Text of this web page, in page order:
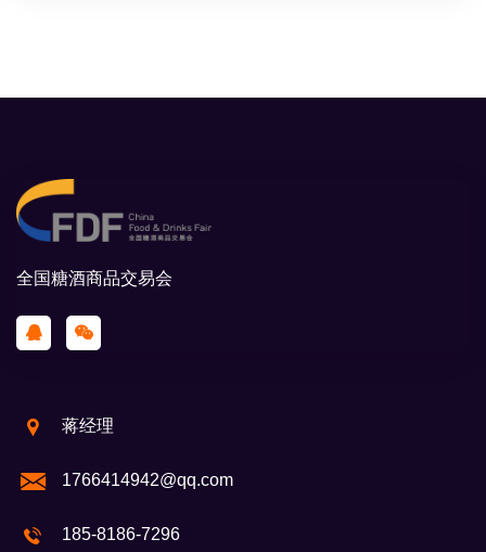
全国糖酒商品交易会
蒋经理
1766414942@qq.com
185-8186-7296